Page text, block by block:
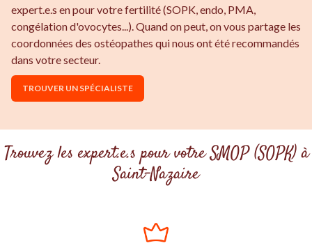
expert.e.s en pour votre fertilité (SOPK, endo, PMA,
congélation d'ovocytes...). Quand on peut, on vous partage les
coordonnées des ostéopathes qui nous ont été recommandés
dans votre secteur.
TROUVER UN SPÉCIALISTE
Trouvez les expert.e.s pour votre SMOP (SOPK) à
Saint-Nazaire